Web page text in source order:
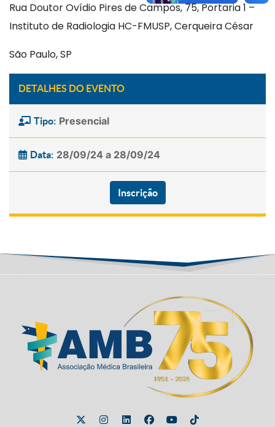
Rua Doutor Ovídio Pires de Campos, 75, Portaria 1 –
Instituto de Radiologia HC-FMUSP, Cerqueira César
São Paulo, SP
DETALHES DO EVENTO
Tipo: Presencial
Data: 28/09/24 a 28/09/24
Inscrição